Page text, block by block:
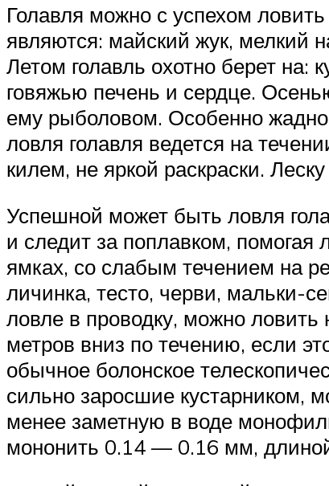
Голавля можно с успехом
являются: майский жук, мелкий
Летом голавль охотно берет на:
говяжью печень и сердце.
ему рыболовом. Особенно жадно
ловля голавля ведется на
килем, не яркой раскраски.
Успешной может быть ловля
и следит за поплавком, помогая
ямках, со слабым течением на
личинка, тесто, черви, мальки-
ловле в проводку, можно
метров вниз по течению, если
обычное болонское
сильно заросшие кустарником,
менее заметную в воде
мононить 0.14 — 0.16 мм,